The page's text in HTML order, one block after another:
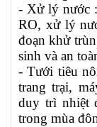
- Xử lý nước
RO, xử lý
đoạn khử
sinh và an
- Tưới tiêu
trang trại,
duy trì nhiệt
trong mùa